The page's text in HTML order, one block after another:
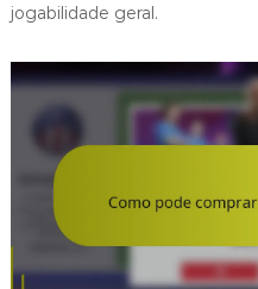
jogabilidade geral.